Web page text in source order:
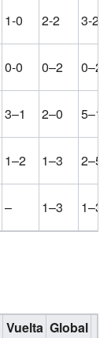
1-0 2-2
3-2
0-0 0–2 0–2
3–1 2–0
5–1
1–2 1–3 2–5
– 1–3 1–3
Vuelta Global